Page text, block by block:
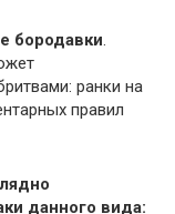
бородавки.
ранки на
правил
данного вида: